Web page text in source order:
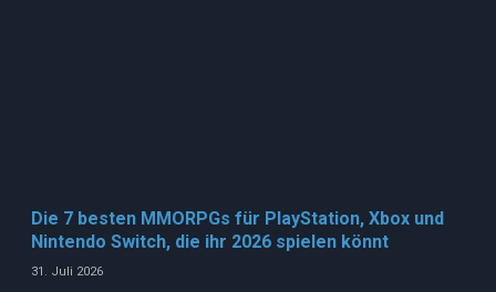
Die 7 besten MMORPGs für PlayStation, Xbox und
Nintendo Switch, die ihr 2026 spielen könnt
31. Juli 2026